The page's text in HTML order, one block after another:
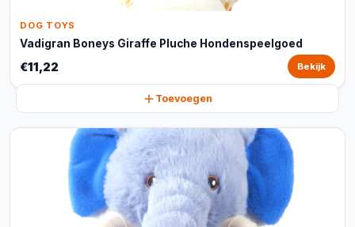
DOG TOYS
Vadigran Boneys Giraffe Pluche Hondenspeelgoed
€11,22 Bekijk
Toevoegen